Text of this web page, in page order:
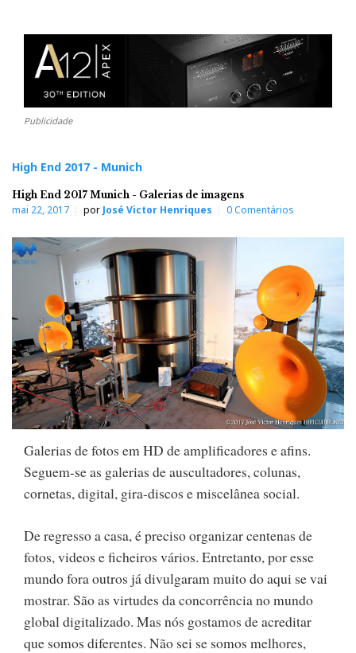
Publicidade
High End 2017 - Munich
High End 2017 Munich - Galerias de imagens
mai 22, 2017 por José Victor Henriques 0 Comentários
Galerias de fotos em HD de amplificadores e afins.
Seguem-se as galerias de auscultadores, colunas,
cornetas, digital, gira-discos e miscelânea social.
De regresso a casa, é preciso organizar centenas de
fotos, videos e ficheiros vários. Entretanto, por esse
mundo fora outros já divulgaram muito do aqui se vai
mostrar. São as virtudes da concorrência no mundo
global digitalizado. Mas nós gostamos de acreditar
que somos diferentes. Não sei se somos melhores,